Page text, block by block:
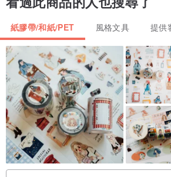
紙膠帶/和紙/PET 風格文具 提供